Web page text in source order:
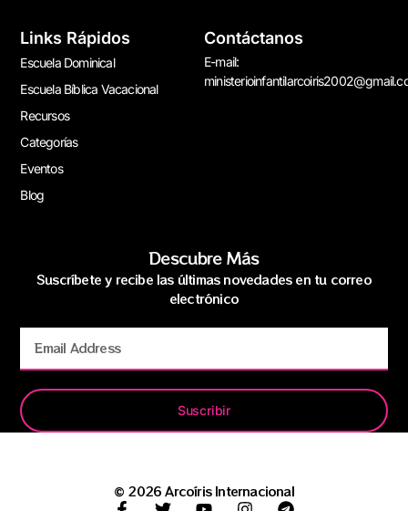
Links Rápidos
Escuela Dominical
Escuela Bíblica Vacacional
Recursos
Categorías
Eventos
Blog
Contáctanos
E-mail:
Descubre Más
Suscríbete y recibe las últimas novedades en tu correo
electrónico
Suscribir
© 2026 Arcoíris Internacional